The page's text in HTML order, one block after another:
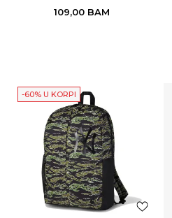
109,00 BAM
-60% U KORPI